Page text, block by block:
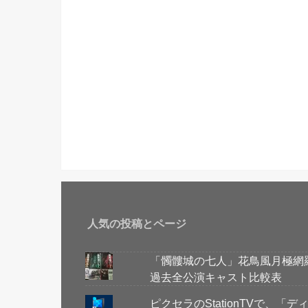
人気の投稿とページ
「髑髏城の七人」花鳥風月極網
過去全公演キャスト比較表
ピクセラのStationTVで、「デ